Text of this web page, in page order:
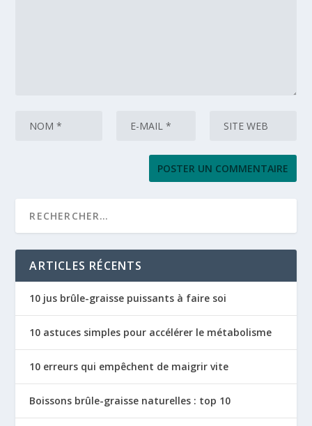
ARTICLES RÉCENTS
10 jus brûle-graisse puissants à faire soi
10 astuces simples pour accélérer le métabolisme
10 erreurs qui empêchent de maigrir vite
Boissons brûle-graisse naturelles : top 10